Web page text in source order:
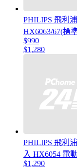
PHILIPS 飛利
HX6063/67(標
$990
$1,280
PHILIPS 飛利
入 HX6054 電
$1,290